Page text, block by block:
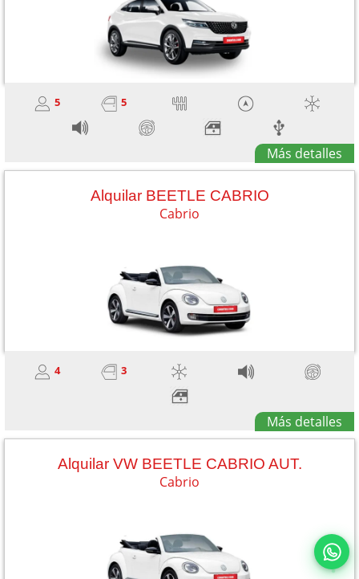
5 5
Más detalles
Alquilar BEETLE CABRIO
Cabrio
4 3
Más detalles
Alquilar VW BEETLE CABRIO AUT.
Cabrio